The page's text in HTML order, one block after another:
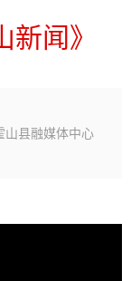
闻》
山县融媒体中心